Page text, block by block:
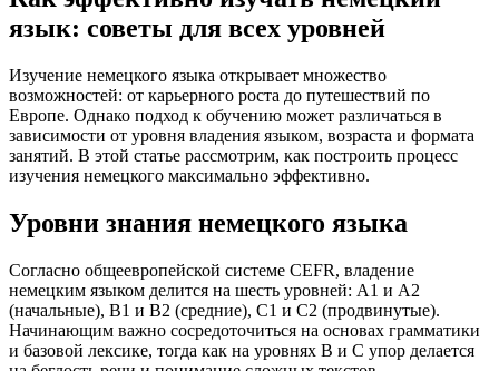
язык: советы для всех уровней
Изучение немецкого языка открывает множество
возможностей: от карьерного роста до путешествий по
Европе. Однако подход к обучению может различаться в
зависимости от уровня владения языком, возраста и формата
занятий. В этой статье рассмотрим, как построить процесс
изучения немецкого максимально эффективно.
Уровни знания немецкого языка
Согласно общеевропейской системе CEFR, владение
немецким языком делится на шесть уровней: A1 и A2
(начальные), B1 и B2 (средние), C1 и C2 (продвинутые).
Начинающим важно сосредоточиться на основах грамматики
и базовой лексике, тогда как на уровнях B и C упор делается